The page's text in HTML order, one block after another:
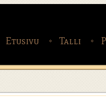
Etusivu Talli